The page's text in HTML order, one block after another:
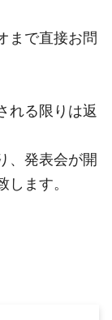
まで直接お問
れる限りは返
、発表会が開
ます。